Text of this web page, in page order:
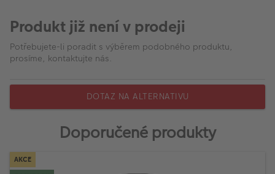
Akce a slevy
Fotoprodukty
Produkt již není v prodeji
Potřebujete-li poradit s výběrem podobného produktu,
prosíme, kontaktujte nás.
DOTAZ NA ALTERNATIVU
Doporučené produkty
AKCE